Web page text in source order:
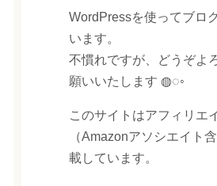
WordPressを使ってブロ
います。
不慣れですが、どうぞよ
願いいたします ◍◌◦
このサイトはアフィリエ
（Amazonアソシエイト
載しています。